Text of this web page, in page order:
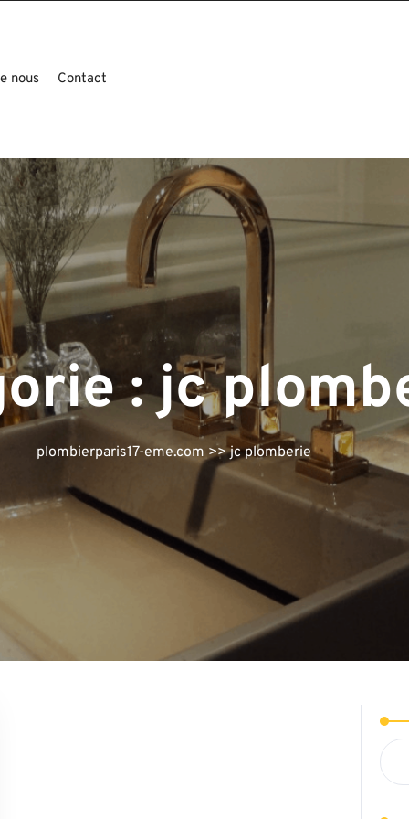
nous Contact
:jc
plombierparis17-eme.com >>jc plomberie